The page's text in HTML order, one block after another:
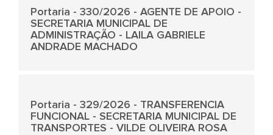
Portaria - 330/2026 - AGENTE DE APOIO -
SECRETARIA MUNICIPAL DE
ADMINISTRAÇÃO - LAILA GABRIELE
ANDRADE MACHADO
Portaria - 329/2026 - TRANSFERENCIA
FUNCIONAL - SECRETARIA MUNICIPAL DE
TRANSPORTES - VILDE OLIVEIRA ROSA